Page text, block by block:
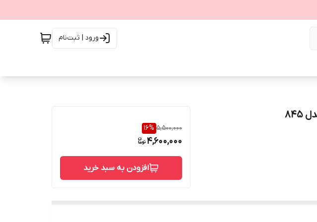
ورود | ثبت‌نام
5,500,000
16%
4,600,000
افزودن به سبد خرید